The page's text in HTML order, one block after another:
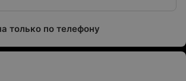
только по телефону